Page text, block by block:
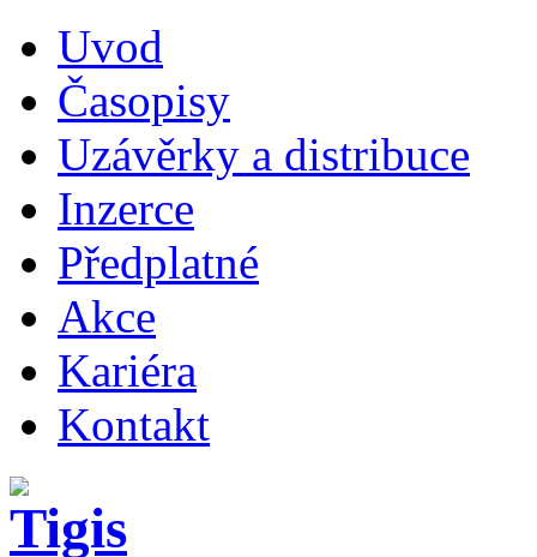
Uvod
Časopisy
Uzávěrky a distribuce
Inzerce
Předplatné
Akce
Kariéra
Kontakt